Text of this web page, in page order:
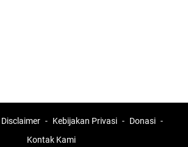
Disclaimer Kebijakan Privasi
Donasi
Kontak Kami